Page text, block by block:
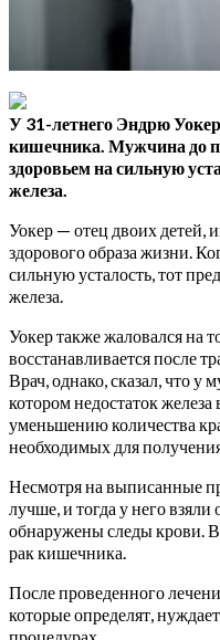
У 31-летнего Эндрю
кишечника. Мужчина до
здоровьем на сильную
железа.
Уокер — отец двоих детей,
здорового образа жизни.
сильную усталость, тот
железа.
Уокер также жаловался на
восстанавливается после
Врач, однако, сказал, что
котором недостаток
уменьшению количества
необходимых для
Несмотря на выписанные
лучше, и тогда у него
обнаружены следы крови.
рак кишечника.
После проведенного
которые определят,